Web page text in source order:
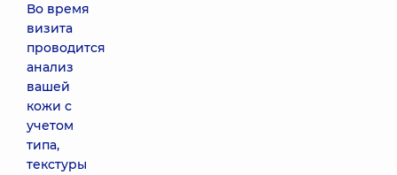
Во время
визита
проводится
анализ
вашей
кожи с
учетом
типа,
текстуры